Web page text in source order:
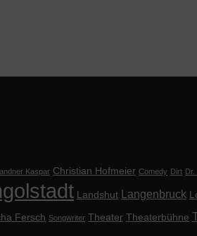
Kaspar Christian Hofmeier Comedy Dirt Dr.
Landshut Langenbruck
Fersch Songwriter Theater Theaterbühne